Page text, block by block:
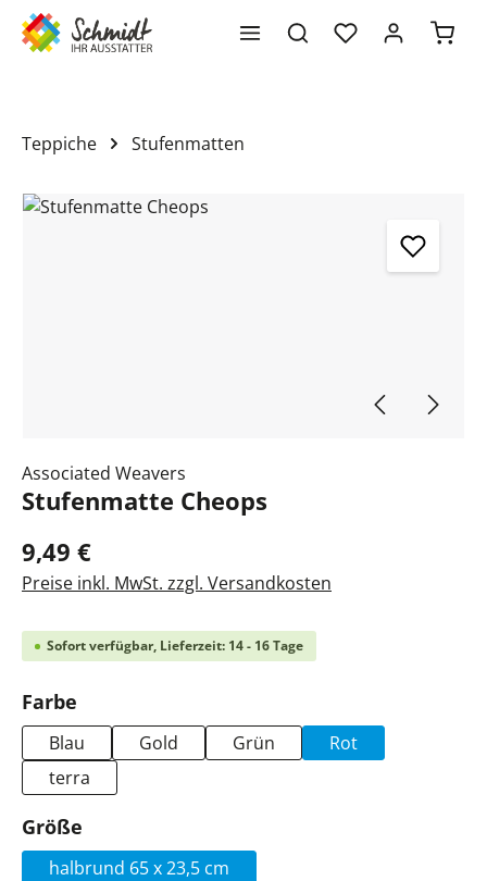
springen
Teppiche Stufenmatten
Bildergalerie überspringen
Associated Weavers
Stufenmatte Cheops
9,49 €
Preise inkl. MwSt. zzgl. Versandkosten
Sofort verfügbar, Lieferzeit: 14 - 16 Tage
Farbe
Blau Gold Grün
Rot
terra
Größe
halbrund 65 x 23,5 cm